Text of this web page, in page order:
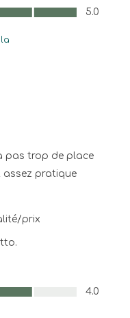
5.0
pas trop de place
assez pratique
prix
4.0